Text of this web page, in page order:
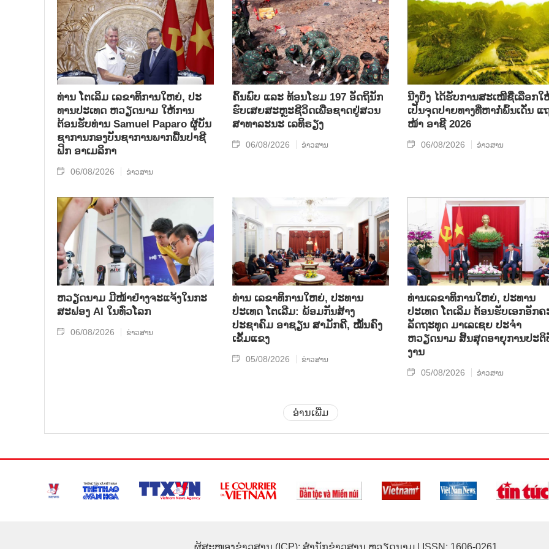
ທ່ານ ໂຕ​ເລິມ ເລ​ຂາ​ທິ​ການ​ໃຫຍ່, ປະ​
ທານ​ປະ​ເທດ ​ຫວຽດ​ນາມ ໃຫ້​ການ​
ຕ້ອນ​ຮັບ​ທ່ານ Samuel Paparo ຜູ້​ບັນ​
ຊາ​ການກອງ​ບັນ​ຊາ​ການພາກ​ພື້ນ​ປາ​ຊີ​
ຟິກ ອາ​ເມ​ລິ​ກາ
06/08/2026 ຂ່າວສານ
ຄົ້ນ​ພົບ ແລະ ທ້ອນ​ໂຮມ 197 ອັດ​ຖິ​ນັກ​
ຮົບ​ເສຍ​ສະຫຼະ​ຊີ​ວິດ​ເພື່ອ​ຊາດ​ຢູ່​ສວນ​
ສາ​ທາ​ລະ​ນະ ເລ​ທິ​ຣຽງ
06/08/2026 ຂ່າວສານ
ນີງບິ່ງ ໄດ້ຮັບການສະເໜີຊື່ເລືອກໃ
ເປັນຈຸດປາຍທາງທີ່ຫາກໍ່ພົ້ນເດັ່ນ ແ
ໜ້າ ອາຊີ 2026
06/08/2026 ຂ່າວສານ
ຫວຽດນາມ ມີໜ້າຢ່າງຈະແຈ້ງໃນກະ
ສະຟອງ AI ໃນທົ່ວໂລກ
06/08/2026 ຂ່າວສານ
ທ່ານ ເລຂາທິການໃຫຍ່, ປະທານ
ປະເທດ ໂຕເລີມ: ພ້ອມກັນສ້າງ
ປະຊາຄົມ ອາຊຽນ ສາມັກຄີ, ໝັ້ນຄົງ
ເຂັ້ມແຂງ
05/08/2026 ຂ່າວສານ
ທ່ານເລຂາທິການໃຫຍ່, ປະທານ
ປະເທດ ໂຕເລິມ ຕ້ອນຮັບເອກອັກຄ
ລັດຖະທູດ ມາເລເຊຍ ປະຈຳ
ຫວຽດນາມ ສິ້ນສຸດອາຍຸການປະຕິ
ງານ
05/08/2026 ຂ່າວສານ
ອ່ານເພີ່ມ
ຜູ້ສະໜອງຂ່າວສານ (ICP): ສຳນັກຂ່າວສານ ຫວຽດນາມ | ISSN: 1606-0261